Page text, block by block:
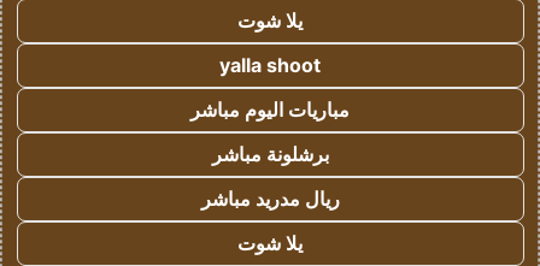
يلا شوت
yalla shoot
مباريات اليوم مباشر
برشلونة مباشر
ريال مدريد مباشر
يلا شوت